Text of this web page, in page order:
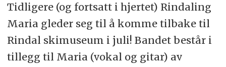
Tidligere (og fortsatt i hjertet) Rindaling
Maria gleder seg til å komme tilbake til
Rindal skimuseum i juli! Bandet består i
tillegg til Maria (vokal og gitar) av